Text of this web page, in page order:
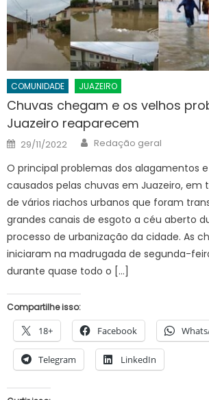
COMUNIDADE JUAZEIRO
Chuvas chegam e os velhos
Juazeiro reaparecem
Posted
on
29/11/2022 Author
Redação geral
O principal problemas dos alagamentos
causados pelas chuvas em Juazeiro, em
de vários riachos urbanos que foram
grandes canais de esgoto a céu aberto
processo de urbanização da cidade. As
iniciaram na madrugada de segunda-
durante quase todo o […]
Compartilhe isso:
18+ Facebook
Telegram LinkedIn